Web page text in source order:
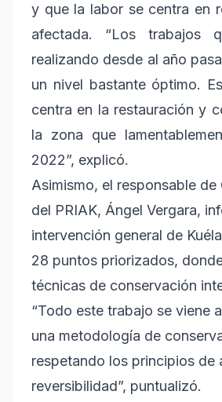
y que la labor se centra en
afectada. “Los trabajos
realizando desde al año
un nivel bastante óptimo.
centra en la restauración y
la zona que
2022”, explicó.
Asimismo, el responsable de
del PRIAK, Ángel Vergara,
intervención general de
28 puntos priorizados,
técnicas de conservación
“Todo este trabajo se viene
una metodología de
respetando los principios de
reversibilidad”, puntualizó.